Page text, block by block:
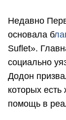
Недавно
основала б
Suflet».
социально
Додон
которых есть
помощь в